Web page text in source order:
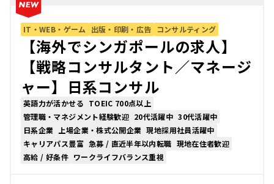
IT・WEB・ゲーム 出版・印刷・広告 コンサルティング
【海外でシンガポールの求人】
【戦略コンサルタント／マネージ
ャー】日系コンサル
英語力が活かせる TOEIC 700点以上
管理職・マネジメント経験歓迎 20代活躍中 30代活躍中
日系企業
上場企業・株式公開企業 現地採用社員活躍中
キャリアパス豊富 急募 / 直近半年以内転職 現地在住者歓迎
高給 / 好条件 ワークライフバランス重視